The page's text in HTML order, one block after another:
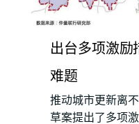
出台多项激
难题
推动城市更新离
草案提出了多项激